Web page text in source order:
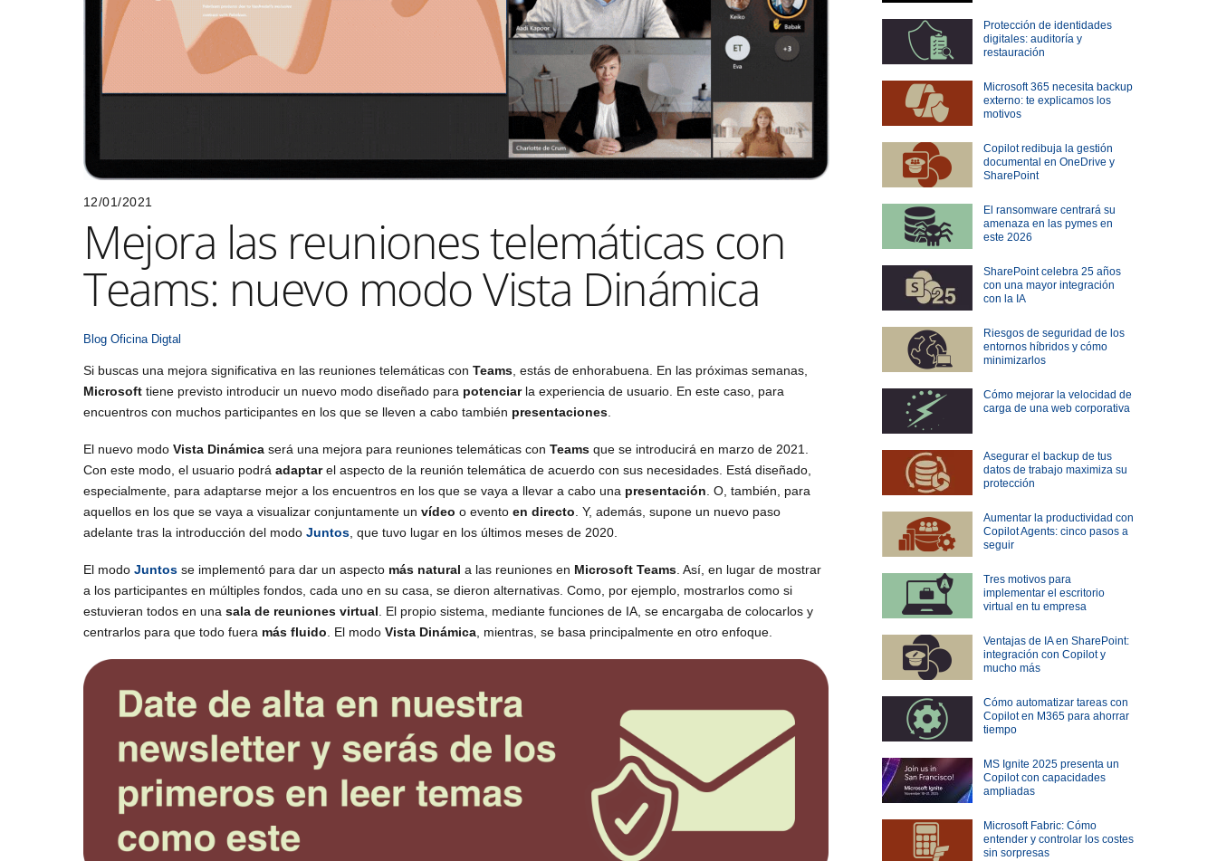
12/01/2021
Mejora las reuniones telemáticas con
Teams: nuevo modo Vista Dinámica
Blog Oficina Digtal
Si buscas una mejora significativa en las reuniones telemáticas con Teams , estás de enhorabuena. En las próximas semanas,
Microsoft tiene previsto introducir un nuevo modo diseñado para potenciarla experiencia de usuario. En este caso, para
encuentros con muchos participantes en los que se lleven a cabo también presentaciones
El nuevo modo Vista Dinámica será una mejora para reuniones telemáticas con Teams que se introducirá en marzo de 2021.
Con este modo, el usuario podrá adaptarel aspecto de la reunión telemática de acuerdo con sus necesidades. Está diseñado,
especialmente, para adaptarse mejor a los encuentros en los que se vaya a llevar a cabo una presentación . O, también, para
aquellos en los que se vaya a visualizar conjuntamente un vídeo o evento en directo . Y, además, supone un nuevo paso
adelante tras la introducción del modo Juntos , que tuvo lugar en los últimos meses de 2020.
El modo Juntos se implementó para dar un aspecto más natural a las reuniones en Microsoft Teams . Así, en lugar de mostrar
a los participantes en múltiples fondos, cada uno en su casa, se dieron alternativas. Como, por ejemplo, mostrarlos como si
estuvieran todos en una sala de reuniones virtual . El propio sistema, mediante funciones de IA, se encargaba de colocarlos y
centrarlos para que todo fuera más fluido . El modo Vista Dinámica , mientras, se basa principalmente en otro enfoque.
Protección de identidades
digitales: auditoría y
restauración
Microsoft 365 necesita backup
externo: te explicamos los
motivos
Copilot redibuja la gestión
documental en OneDrive y
SharePoint
El ransomware centrará su
amenaza en las pymes en
este 2026
SharePoint celebra 25 años
con una mayor integración
con la IA
Riesgos de seguridad de los
entornos híbridos y cómo
minimizarlos
Cómo mejorar la velocidad de
carga de una web corporativa
Asegurar el backup de tus
datos de trabajo maximiza su
protección
Aumentar la productividad con
Copilot Agents: cinco pasos a
seguir
Tres motivos para
implementar el escritorio
virtual en tu empresa
Ventajas de IA en SharePoint:
integración con Copilot y
mucho más
Cómo automatizar tareas con
Copilot en M365 para ahorrar
tiempo
MS Ignite 2025 presenta un
Copilot con capacidades
ampliadas
Microsoft Fabric: Cómo
entender y controlar los costes
sin sorpresas